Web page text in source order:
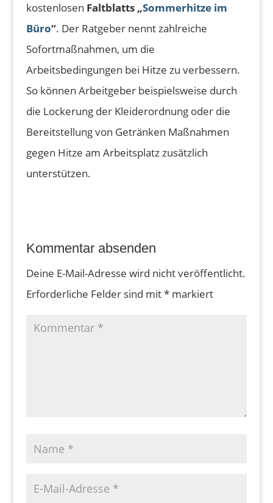
kostenlosen Faltblatts „Sommerhitze im
Büro“. Der Ratgeber nennt zahlreiche
Sofortmaßnahmen, um die
Arbeitsbedingungen bei Hitze zu verbessern.
So können Arbeitgeber beispielsweise durch
die Lockerung der Kleiderordnung oder die
Bereitstellung von Getränken Maßnahmen
gegen Hitze am Arbeitsplatz zusätzlich
unterstützen.
Kommentar absenden
Deine E-Mail-Adresse wird nicht veröffentlicht.
Erforderliche Felder sind mit*markiert